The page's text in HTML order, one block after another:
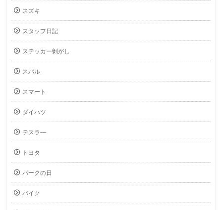
スズキ
スタッフ日記
ステッカー剝がし
スバル
スマート
ダイハツ
テスラ―
トヨタ
パークの日
バイク